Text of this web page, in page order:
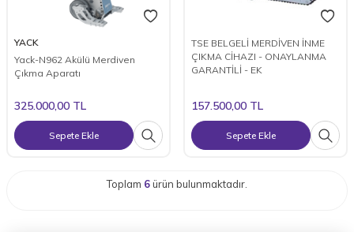
YACK
Yack-N962 Akülü Merdiven
Çıkma Aparatı
325.000,00 TL
Sepete Ekle
TSE BELGELİ MERDİVEN İNME
ÇIKMA CİHAZI - ONAYLANMA
GARANTİLİ - EK
157.500,00 TL
Sepete Ekle
Toplam 6ürün bulunmaktadır.